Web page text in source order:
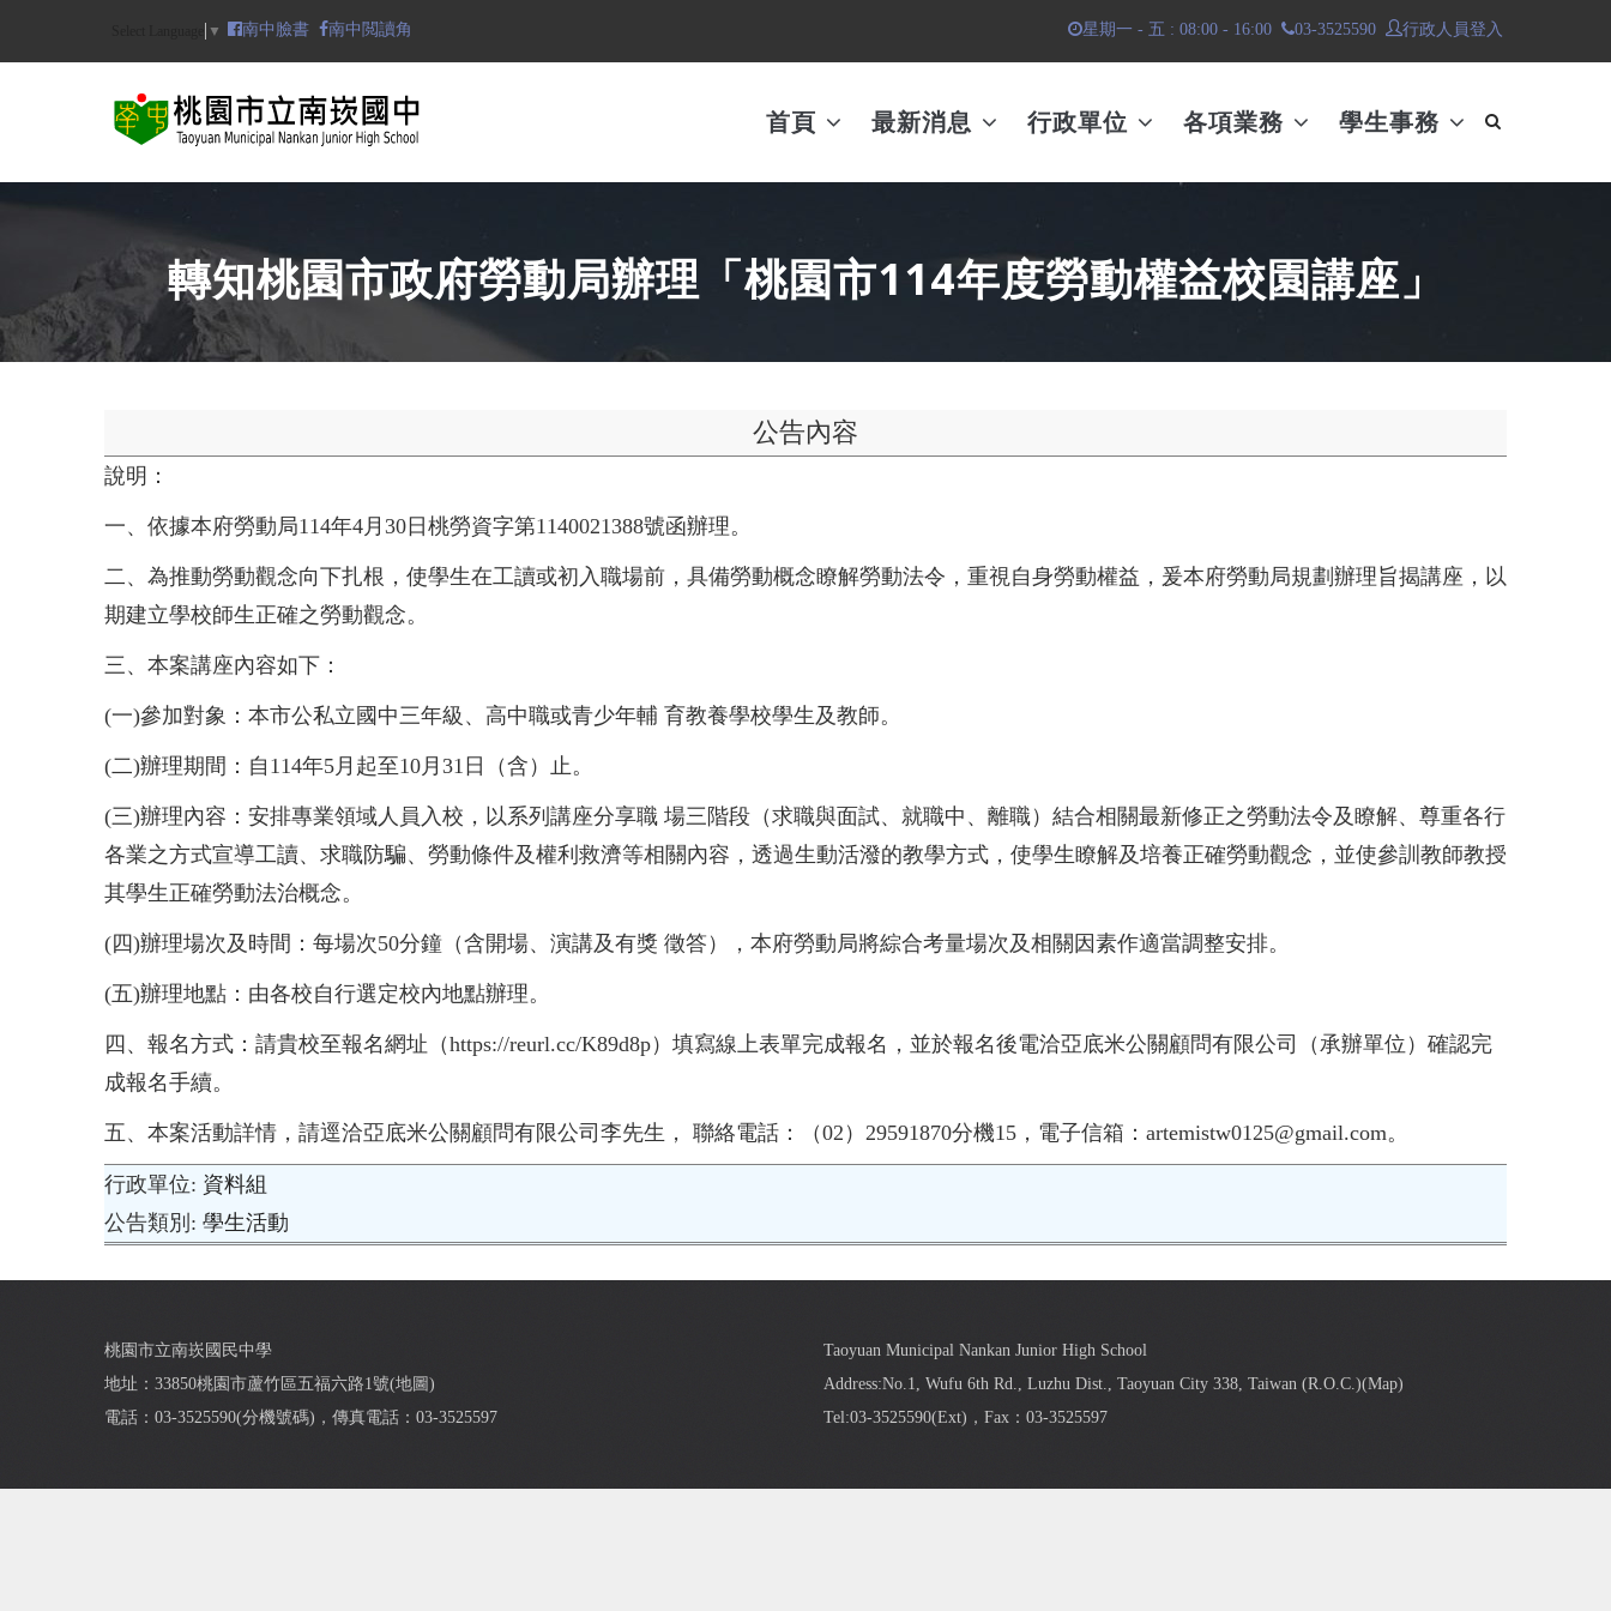
▼ 南中臉書 南中閲讀角 星期一 - 五 : 08:00 - 16:00 03-3525590 行政人員登入
首頁 最新消息 行政單位 各項業務 學生事務
轉知桃園市政府勞動局辦理「桃園市114年度勞動權益校園講座」
公告內容
說明：
一、 依據本府勞動局114年4月30日桃勞資字第1140021388號函辦理。
二、 為推動勞動觀念向下扎根，使學生在工讀或初入職場前，具備勞動概念瞭解勞動法令，重視自身勞動權益，爰本府勞動局規劃辦理旨揭講座，以
期建立學校師生正確之勞動觀念。
三、 本案講座內容如下：
(一)參加對象：本市公私立國中三年級、高中職或青少年輔 育教養學校學生及教師。
(二)辦理期間：自114年5月起至10月31日（含）止。
(三)辦理內容：安排專業領域人員入校，以系列講座分享職 場三階段（求職與面試、就職中、離職）結合相關最新修正之勞動法令及瞭解、尊重各行
各業之方式宣導工讀、求職防騙、勞動條件及權利救濟等相關內容，透過生動活潑的教學方式，使學生瞭解及培養正確勞動觀念，並使參訓教師教授
其學生正確勞動法治概念。
(四)辦理場次及時間：每場次50分鐘（含開場、演講及有獎 徵答），本府勞動局將綜合考量場次及相關因素作適當調整安排。
(五)辦理地點：由各校自行選定校內地點辦理。
四、 報名方式：請貴校至報名網址（https://reurl.cc/K89d8p）填寫線上表單完成報名，並於報名後電洽亞底米公關顧問有限公司（承辦單位）確認完
成報名手續。
五、 本案活動詳情，請逕洽亞底米公關顧問有限公司李先生， 聯絡電話：（02）29591870分機15，電子信箱：artemistw0125@gmail.com。
行政單位 資料組
公告類別
學生活動
桃園市立南崁國民中學
地址：33850桃園市蘆竹區五福六路1號(地圖)
電話：03-3525590(分機號碼)，傳真電話：03-3525597
Taoyuan Municipal Nankan Junior High School
Address:No.1, Wufu 6th Rd., Luzhu Dist., Taoyuan City 338, Taiwan (R.O.C.)(Map)
Tel:03-3525590(Ext)，Fax：03-3525597